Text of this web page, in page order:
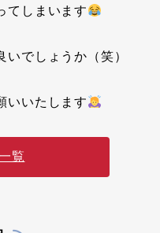
てしまいます
いでしょうか（笑）
いいたします
覧